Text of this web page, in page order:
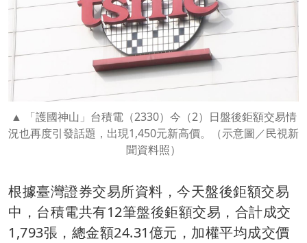
「護國神山」台積電（2330）今（2）日盤後鉅額交易情
況也再度引發話題，出現1,450元新高價。（示意圖／民視新
聞資料照）
根據臺灣證券交易所資料，今天盤後鉅額交易
中，台積電共有12筆盤後鉅額交易，合計成交
1,793張，總金額24.31億元，加權平均成交價